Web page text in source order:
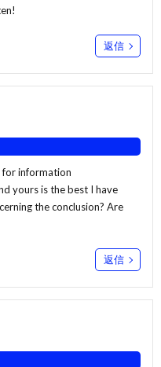
返信
for information
yours is the best I have
the conclusion? Are
返信